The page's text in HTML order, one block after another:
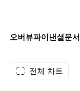
오버뷰파이낸셜문서
전체 차트